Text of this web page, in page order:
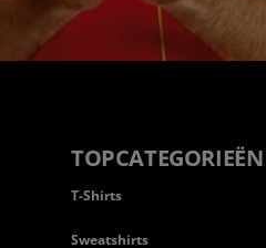
TOPCATEGORIEËN
T-Shirts
Sweatshirts